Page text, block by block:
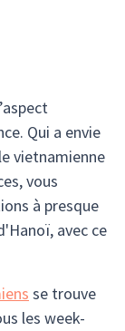
Qui a envie
vietnamienne
vous
à presque
avec ce
se trouve
les week-